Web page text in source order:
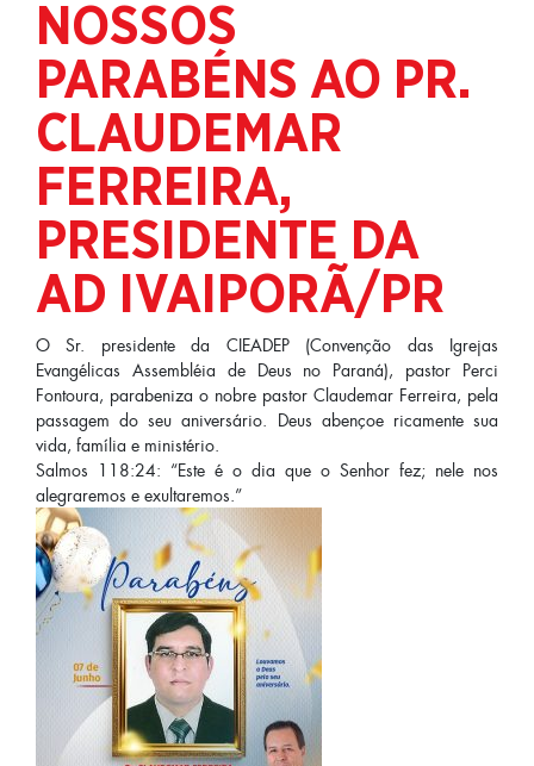
NOSSOS
PARABÉNS AO PR.
CLAUDEMAR
FERREIRA,
PRESIDENTE DA
AD IVAIPORÃ/PR
O Sr. presidente da CIEADEP (Convenção das Igrejas
Evangélicas Assembléia de Deus no Paraná), pastor Perci
Fontoura, parabeniza o nobre pastor Claudemar Ferreira, pela
passagem do seu aniversário. Deus abençoe ricamente sua
vida, família e ministério.
Salmos 118:24: “Este é o dia que o Senhor fez; nele nos
alegraremos e exultaremos.”